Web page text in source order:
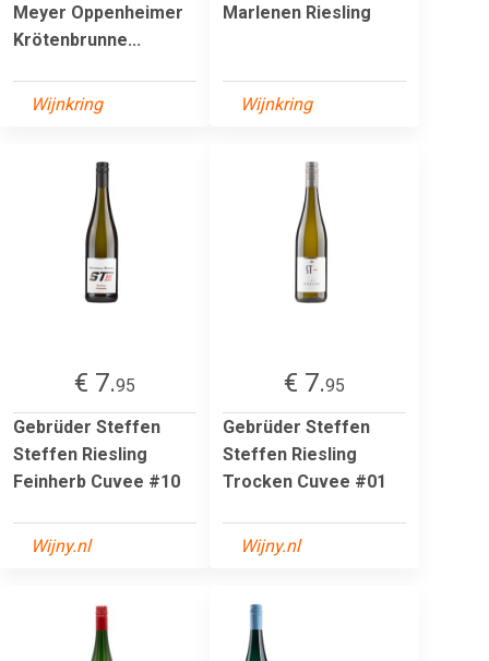
Meyer Oppenheimer
Krötenbrunne...
Wijnkring
Marlenen Riesling
Wijnkring
€ 7.95
Gebrüder Steffen
Steffen Riesling
Feinherb Cuvee #10
Wijny.nl
€ 7.95
Gebrüder Steffen
Steffen Riesling
Trocken Cuvee #01
Wijny.nl